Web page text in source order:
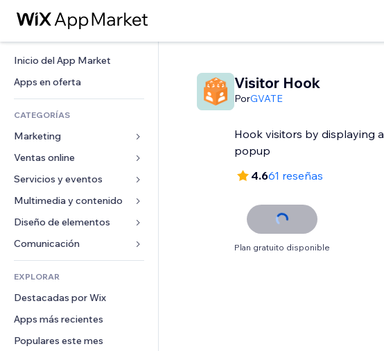
Inicio del App Market
Apps en oferta
CATEGORÍAS
Marketing
Anuncios
Móvil
Analíticas
Anuncios del sitio
Email
Ventas online
Apps para tiendas
Envíos y entregas
Botones de venta
Contabilidad
Cupones y fidelización
Almacenamiento de mercancía
Servicios y eventos
Hoteles
Eventos
Restaurantes
Inmobiliarias
Reservas
Multimedia y contenido
Galerías
Música
Pódcast
Fotografía
Video
PDF
Compartir archivos
Diseño de elementos
Mapas y navegación
Privacidad y seguridad
Reloj
Plantillas para páginas
Efectos de imágenes
Botones y menús
Formularios
Encuestas
Chat
Comentarios
EXPLORAR
Destacadas por Wix
Apps más recientes
Populares este mes
Visitor Hook
PorGVATE
Hook visitors by displaying a
popup
4.661 reseñas
Plan gratuito disponible